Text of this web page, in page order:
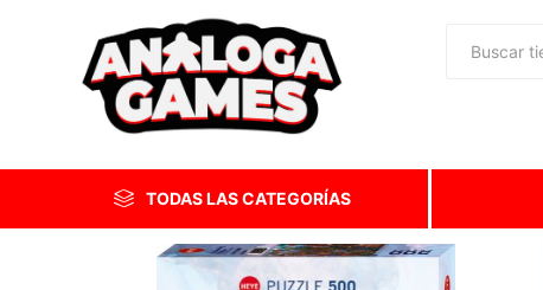
TODAS LAS CATEGORÍAS